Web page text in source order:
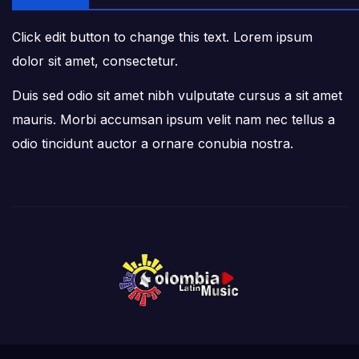
Click edit button to change this text. Lorem ipsum
dolor sit amet, consectetur.
Duis sed odio sit amet nibh vulputate cursus a sit amet
mauris. Morbi accumsan ipsum velit nam nec tellus a
odio tincidunt auctor a ornare conubia nostra.